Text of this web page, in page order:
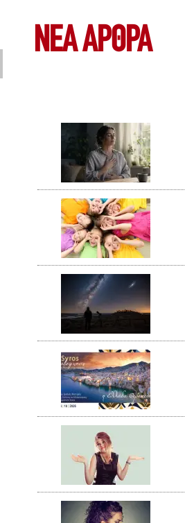
ΝΕΑ ΆΡΘΡΑ